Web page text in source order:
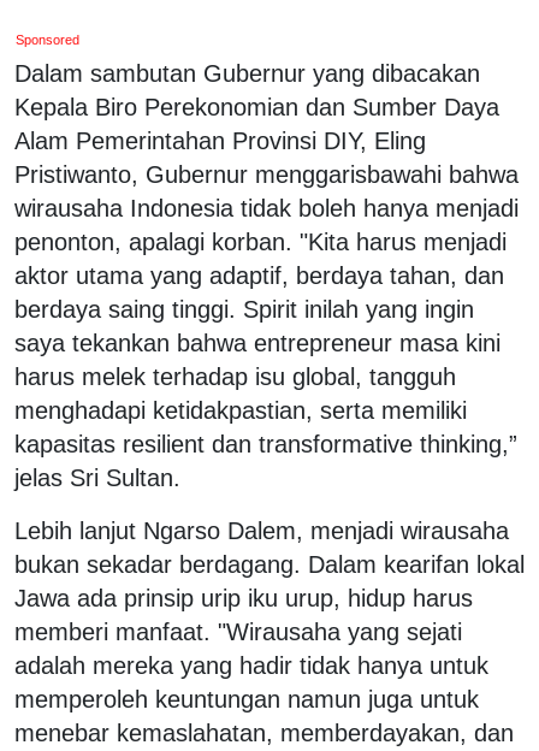
Sponsored
Dalam sambutan Gubernur yang dibacakan
Kepala Biro Perekonomian dan Sumber Daya
Alam Pemerintahan Provinsi DIY, Eling
Pristiwanto, Gubernur menggarisbawahi bahwa
wirausaha Indonesia tidak boleh hanya menjadi
penonton, apalagi korban. "Kita harus menjadi
aktor utama yang adaptif, berdaya tahan, dan
berdaya saing tinggi. Spirit inilah yang ingin
saya tekankan bahwa entrepreneur masa kini
harus melek terhadap isu global, tangguh
menghadapi ketidakpastian, serta memiliki
kapasitas resilient dan transformative thinking,”
jelas Sri Sultan.
Lebih lanjut Ngarso Dalem, menjadi wirausaha
bukan sekadar berdagang. Dalam kearifan lokal
Jawa ada prinsip urip iku urup, hidup harus
memberi manfaat. "Wirausaha yang sejati
adalah mereka yang hadir tidak hanya untuk
memperoleh keuntungan namun juga untuk
menebar kemaslahatan, memberdayakan, dan